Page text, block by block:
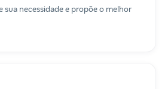
sua necessidade e propõe o melhor